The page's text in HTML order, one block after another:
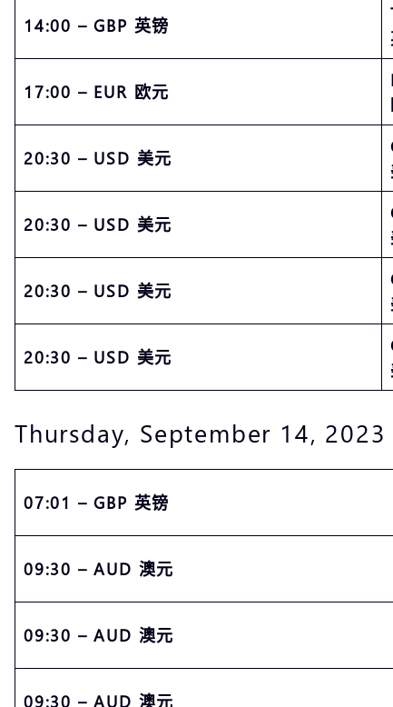
14:00 – GBP 英镑
17:00 – EUR 欧元
20:30 – USD 美元
20:30 – USD 美元
20:30 – USD 美元
20:30 – USD 美元
Thursday, September 14, 2023
07:01 – GBP 英镑
09:30 – AUD 澳元
09:30 – AUD 澳元
09:30 – AUD 澳元